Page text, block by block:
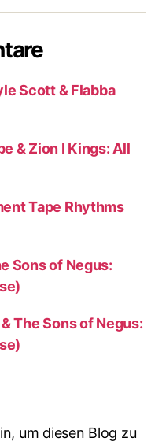
Scott & Flabba
& Zion I Kings: All
Tape Rhythms
Sons of Negus:
The Sons of Negus:
um diesen Blog zu